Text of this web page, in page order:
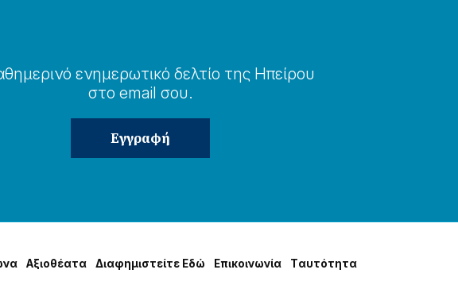
ενημερωτɩκό δελτίο της Ηπείρου
στο email σου.
Αξɩοθέατα Δɩαφημɩστείτε Εδώ Επɩκοɩνωνία Tαυτότητα